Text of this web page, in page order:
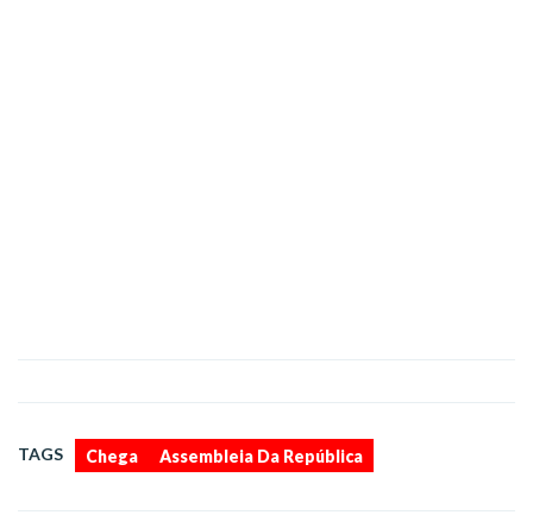
TAGS Chega Assembleia Da República